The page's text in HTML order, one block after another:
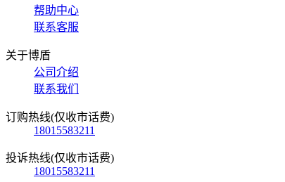
帮助中心
联系客服
关于博盾
公司介绍
联系我们
订购热线(仅收市话费)
18015583211
投诉热线(仅收市话费)
18015583211